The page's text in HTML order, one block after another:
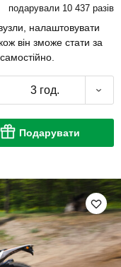
подарували 10 437 разів
налаштовувати
він зможе стати за
3 год.
Подарувати